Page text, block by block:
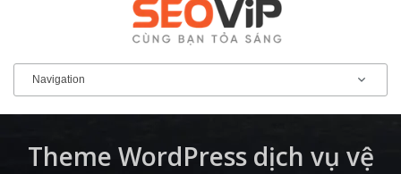
Theme WordPress dịch vụ vệ